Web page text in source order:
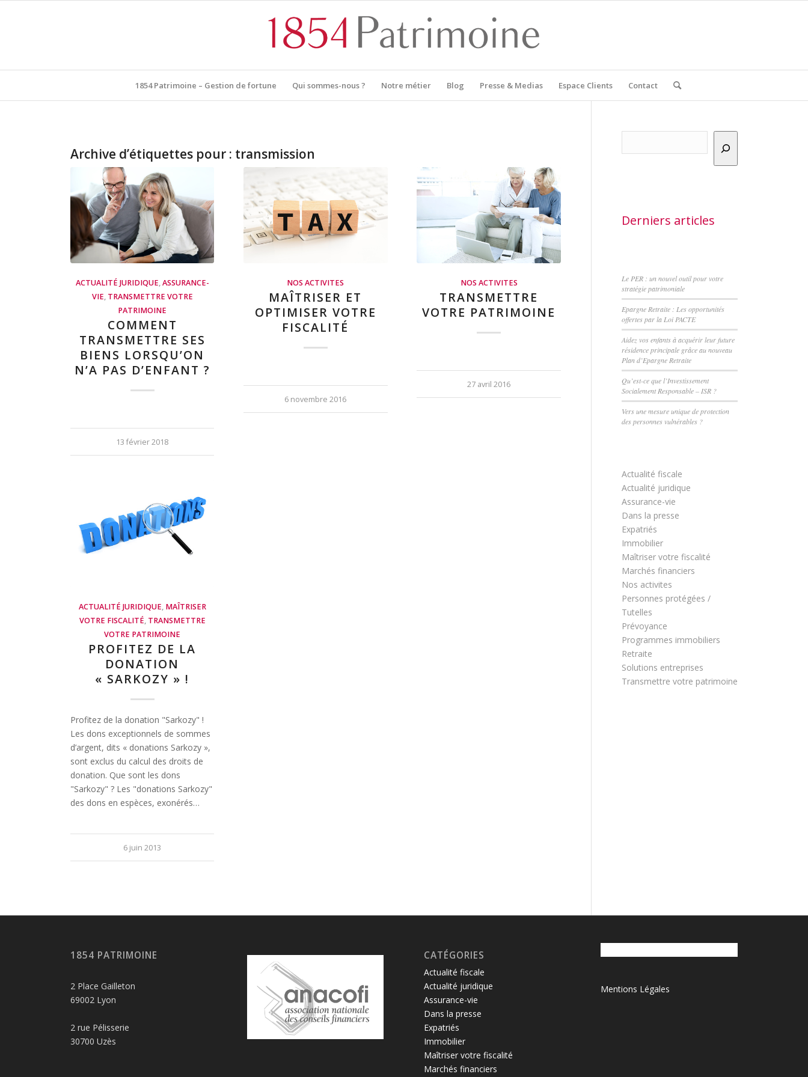
1854 Patrimoine – Gestion de fortune Qui sommes-nous ? Notre métier Blog Presse & Medias Espace Clients Contact
Archive d’étiquettes pour : transmission
ACTUALITÉ JURIDIQUE,ASSURANCE-
VIE, TRANSMETTRE VOTRE
PATRIMOINE
COMMENT
TRANSMETTRE SES
BIENS LORSQU’ON
N’A PAS D’ENFANT ?
13 février 2018
NOS ACTIVITES
MAÎTRISER ET
OPTIMISER VOTRE
FISCALITÉ
6 novembre 2016
NOS ACTIVITES
TRANSMETTRE
VOTRE PATRIMOINE
27 avril 2016
ACTUALITÉ JURIDIQUE, MAÎTRISER
VOTRE FISCALITÉ, TRANSMETTRE
VOTRE PATRIMOINE
PROFITEZ DE LA
DONATION
« SARKOZY » !
Profitez de la donation "Sarkozy" !
Les dons exceptionnels de sommes
d’argent, dits « donations Sarkozy »,
sont exclus du calcul des droits de
donation. Que sont les dons
"Sarkozy" ? Les "donations Sarkozy"
des dons en espèces, exonérés…
6 juin 2013
Derniers articles
Le PER : un nouvel outil pour votre
stratégie patrimoniale
Epargne Retraite : Les opportunités
offertes par la Loi PACTE
Aidez vos enfants à acquérir leur future
résidence principale grâce au nouveau
Plan d’Epargne Retraite
Qu’est-ce que l’Investissement
Socialement Responsable – ISR ?
Vers une mesure unique de protection
des personnes vulnérables ?
Actualité fiscale
Actualité juridique
Assurance-vie
Dans la presse
Expatriés
Immobilier
Maîtriser votre fiscalité
Marchés financiers
Nos activites
Personnes protégées /
Tutelles
Prévoyance
Programmes immobiliers
Retraite
Solutions entreprises
Transmettre votre patrimoine
1854 PATRIMOINE
2 Place Gailleton
69002 Lyon
2 rue Pélisserie
30700 Uzès
CATÉGORIES
Actualité fiscale
Actualité juridique
Assurance-vie
Dans la presse
Expatriés
Immobilier
Maîtriser votre fiscalité
Marchés financiers
Mentions Légales